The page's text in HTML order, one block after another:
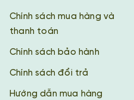
Chính sách mua hàng và
thanh toán
Chính sách bảo hành
Chính sách đổi trả
Hướng dẫn mua hàng